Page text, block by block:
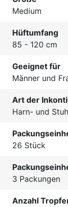
Medium
Hüftumfang
85 - 120 cm
Geeignet für
Männer und
Art der
Harn- und
26 Stück
3 Packungen
Anzahl